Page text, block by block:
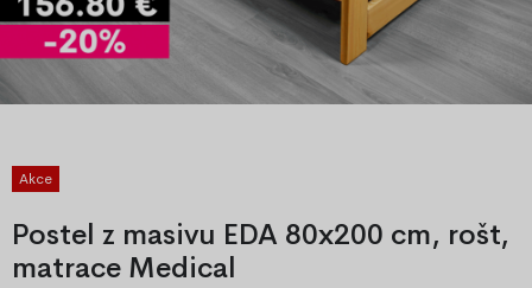
Akce
Postel z masivu EDA 80x200 cm, rošt,
matrace Medical